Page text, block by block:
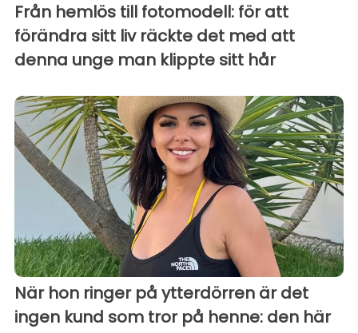
Från hemlös till fotomodell: för att
förändra sitt liv räckte det med att
denna unge man klippte sitt hår
När hon ringer på ytterdörren är det
ingen kund som tror på henne: den här